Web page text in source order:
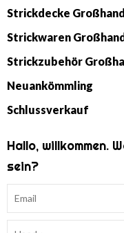
Strickdecke
Strickwaren
Strickzubehör
Neuankömmling
Schlussverkauf
Hallo, willkommen.
sein?